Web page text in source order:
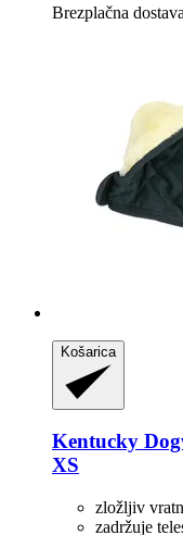
Brezplačna
Košarica
Kentucky
XS
zložljiv
zadržuje